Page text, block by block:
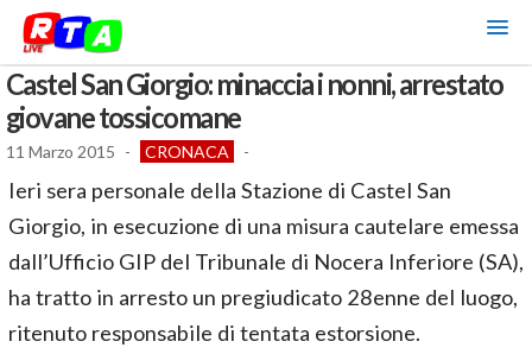
Castel San Giorgio: minaccia i nonni, arrestato
giovane tossicomane
11 Marzo 2015 - CRONACA -
Ieri sera personale della Stazione di Castel San
Giorgio, in esecuzione di una misura cautelare emessa
dall’Ufficio GIP del Tribunale di Nocera Inferiore (SA),
ha tratto in arresto un pregiudicato 28enne del luogo,
ritenuto responsabile di tentata estorsione.